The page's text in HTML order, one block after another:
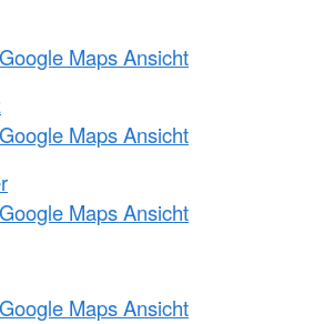
Maps Ansicht
Maps Ansicht
Maps Ansicht
Maps Ansicht